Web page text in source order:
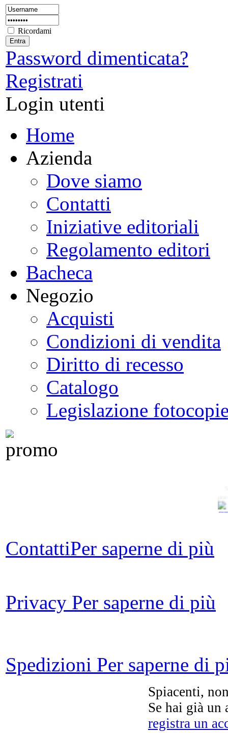
Ricordami
Password dimenticata?
Registrati
Login utenti
Home
Azienda
Dove siamo
Contatti
Iniziative editoriali
Regolamento editori
Bacheca
Negozio
Acquisti
Condizioni di vendita
Diritto di recesso
Catalogo
Legislazione
ContattiPer saperne di più
Privacy Per saperne di più
Spedizioni Per saperne di
Spiacenti,
Se hai già un
registra un